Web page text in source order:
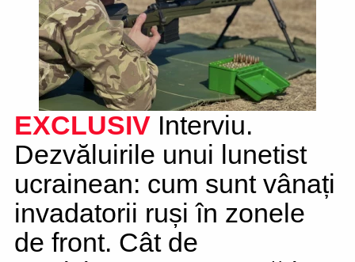
EXCLUSIV Interviu.
Dezvăluirile unui lunetist
ucrainean: cum sunt vânați
invadatorii ruși în zonele
de front. Cât de